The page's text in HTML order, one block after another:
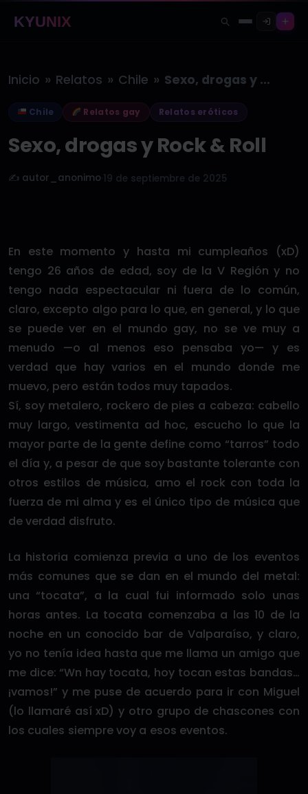
KYUNIX
Inicio » Relatos » Chile » Sexo, drogas y Rock & Roll
Chile Relatos gay Relatos eróticos
Sexo, drogas y Rock & Roll
✍️ autor_anonimo 19 de septiembre de 2025
En este momento y hasta mi cumpleaños (xD)
tengo 26 años de edad, soy de la V Región y no
tengo nada espectacular ni fuera de lo común,
claro, excepto algo para lo que, en general, y lo que
se puede ver en el mundo gay, no se ve muy a
menudo —o al menos eso pensaba yo— y es
verdad que hay varios en el mundo donde me
muevo, pero están todos muy tapados.
Sí, soy metalero, rockero de pies a cabeza: cabello
muy largo, vestimenta ad hoc, escucho lo que la
mayor parte de la gente define como “tarros” todo
el día y, a pesar de que soy bastante tolerante con
otros estilos de música, amo el rock con toda la
fuerza de mi alma y es el único tipo de música que
de verdad disfruto.
La historia comienza previa a uno de los eventos
más comunes que se dan en el mundo del metal:
una “tocata”, a la cual fui informado solo unas
horas antes. La tocata comenzaba a las 10 de la
noche en un conocido bar de Valparaíso, y claro,
yo no tenía idea hasta que me llama un amigo que
me dice: “Wn hay tocata, hoy tocan estas bandas…
¡vamos!” y me puse de acuerdo para ir con Miguel
(lo llamaré así xD) y otro grupo de chascones con
los cuales siempre voy a esos eventos.